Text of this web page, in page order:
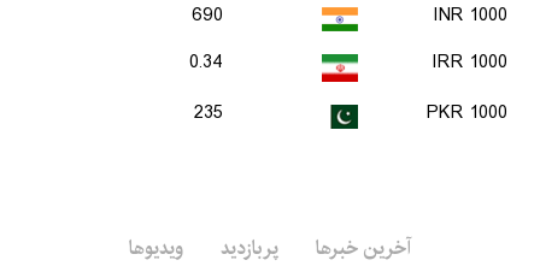
1000 INR
690
1000 IRR
0.34
1000 PKR
235
آخرین خبرها پربازدید ویدیوها